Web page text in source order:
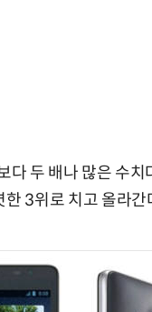
두 배나 많은 수치
3위로 치고 올라간